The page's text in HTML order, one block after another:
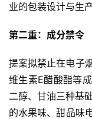
业的包装设计与生产
第二重：成分禁令
提案拟禁止在电子
维生素E醋酸酯等
二醇、甘油三种基
的水果味、甜品味